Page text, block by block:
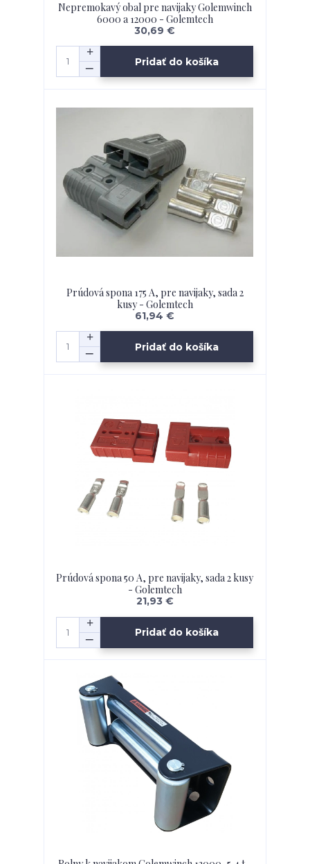
Nepremokavý obal pre navijaky Golemwinch
6000 a 12000 - Golemtech
30,69 €
Pridať do košíka
Prúdová spona 175 A, pre navijaky, sada 2
kusy - Golemtech
61,94 €
Pridať do košíka
Prúdová spona 50 A, pre navijaky, sada 2 kusy
- Golemtech
21,93 €
Pridať do košíka